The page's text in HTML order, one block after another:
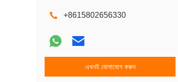
+8615802656330
এখনই যোগাযোগ করুন